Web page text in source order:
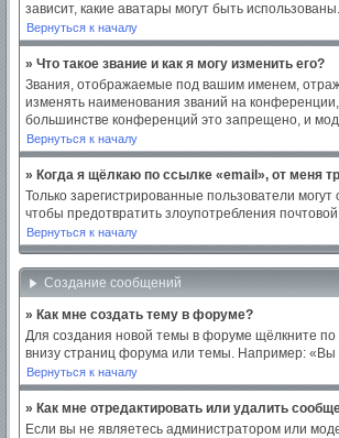
зависит, какие аватары могут быть
Вернуться к началу
» Что такое звание и как я могу изменить его?
Звания, отображаемые под вашим именем,
изменять наименования званий на
большинстве конференций это запрещено, и
Вернуться к началу
» Когда я щёлкаю по ссылке «email», от меня
Только зарегистрированные пользователи
чтобы предотвратить злоупотребления
Вернуться к началу
Создание сообщений
» Как мне создать тему в форуме?
Для создания новой темы в форуме щёлкните по
внизу страниц форума или темы. Например: «Вы
Вернуться к началу
» Как мне отредактировать или удалить
Если вы не являетесь администратором или